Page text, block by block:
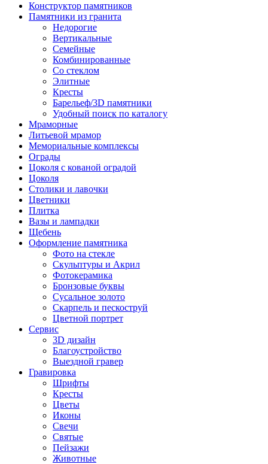
Конструктор памятников
Памятники из гранита
Недорогие
Вертикальные
Семейные
Комбинированные
Со стеклом
Элитные
Кресты
Барельеф/3D памятники
Удобный поиск по каталогу
Мраморные
Литьевой мрамор
Мемориальные комплексы
Ограды
Цоколя с кованой оградой
Цоколя
Столики и лавочки
Цветники
Плитка
Вазы и лампадки
Щебень
Оформление памятника
Фото на стекле
Скульптуры и Акрил
Фотокерамика
Бронзовые буквы
Сусальное золото
Скарпель и пескоструй
Цветной портрет
Сервис
3D дизайн
Благоустройство
Выездной гравер
Гравировка
Шрифты
Кресты
Цветы
Иконы
Свечи
Святые
Пейзажи
Животные